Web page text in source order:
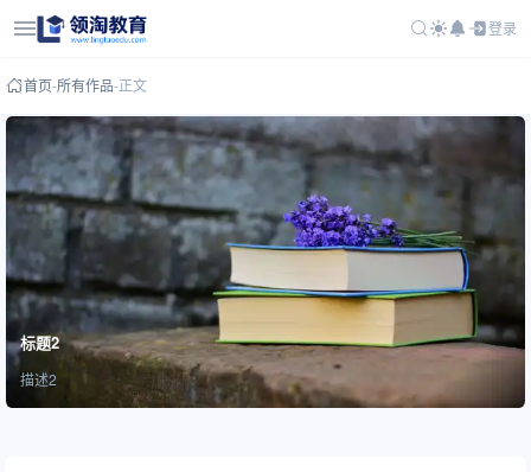
登录
首页-所有作品-正文
标题2
描述2